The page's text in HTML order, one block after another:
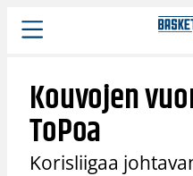
Siirry
sisältöön
Kouvojen
ToPoa
Korisliigaa